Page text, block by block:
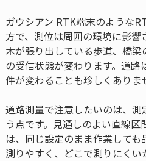
ガウシアン RTK端末のような
方で、測位は周囲の環境に影
木が張り出している歩道、橋
の受信状態が変わります。道
件が変わることも珍しくありま
道路測量で注意したいのは、
う点です。見通しのよい直線
は、同じ設定のまま作業して
測りやすく、どこで測りにくい